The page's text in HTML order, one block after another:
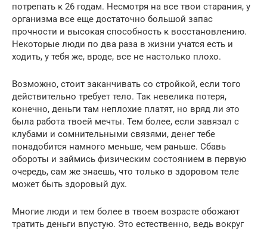
потрепать к 26 годам. Несмотря на все твои старания, у
организма все еще достаточно большой запас
прочности и высокая способность к восстановлению.
Некоторые люди по два раза в жизни учатся есть и
ходить, у тебя же, вроде, все не настолько плохо.
Возможно, стоит заканчивать со стройкой, если того
действительно требует тело. Так невелика потеря,
конечно, деньги там неплохие платят, но вряд ли это
была работа твоей мечты. Тем более, если завязал с
клубами и сомнительными связями, денег тебе
понадобится намного меньше, чем раньше. Сбавь
обороты и займись физическим состоянием в первую
очередь, сам же знаешь, что только в здоровом теле
может быть здоровый дух.
Многие люди и тем более в твоем возрасте обожают
тратить деньги впустую. Это естественно, ведь вокруг